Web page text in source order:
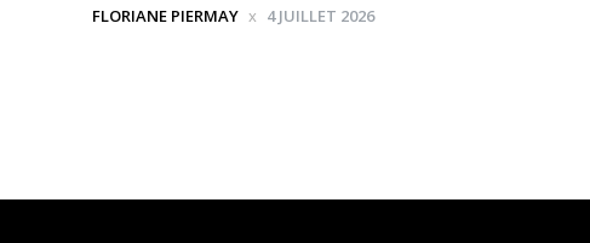
FLORIANE PIERMAY 4 JUILLET 2026